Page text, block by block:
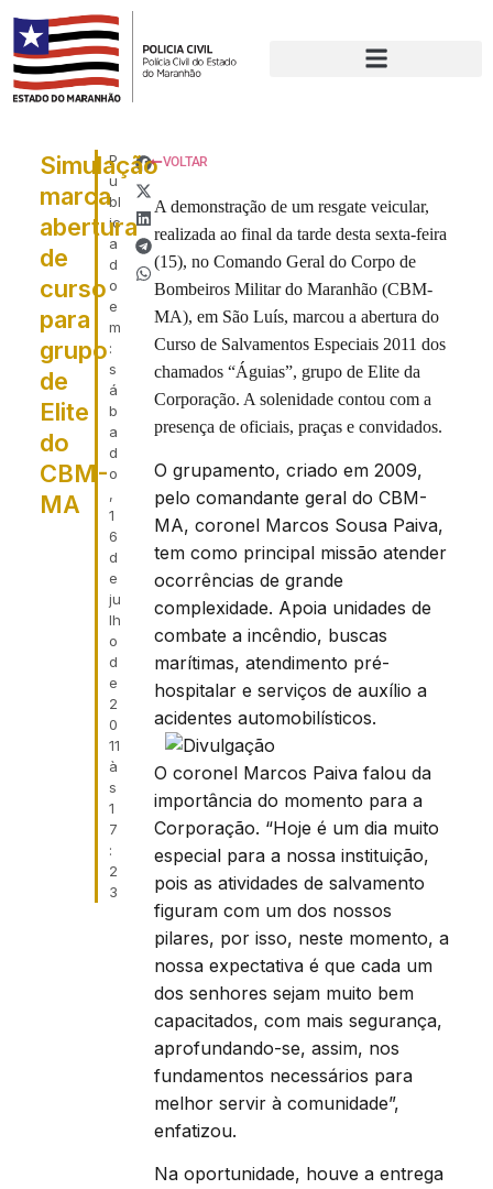
P
u
bl
ic
a
d
o
e
m
:
s
á
b
a
d
o
,
1
6
d
e
ju
lh
o
d
e
2
0
11
à
s
1
7
:
2
3
Simulação
marca
abertura
de
curso
para
grupo
de
Elite
do
CBM-
MA
VOLTAR
A demonstração de um resgate veicular,
realizada ao final da tarde desta sexta-feira
(15), no Comando Geral do Corpo de
Bombeiros Militar do Maranhão (CBM-
MA), em São Luís, marcou a abertura do
Curso de Salvamentos Especiais 2011 dos
chamados “Águias”, grupo de Elite da
Corporação. A solenidade contou com a
presença de oficiais, praças e convidados.
O grupamento, criado em 2009,
pelo comandante geral do CBM-
MA, coronel Marcos Sousa Paiva,
tem como principal missão atender
ocorrências de grande
complexidade. Apoia unidades de
combate a incêndio, buscas
marítimas, atendimento pré-
hospitalar e serviços de auxílio a
acidentes automobilísticos.
O coronel Marcos Paiva falou da
importância do momento para a
Corporação. “Hoje é um dia muito
especial para a nossa instituição,
pois as atividades de salvamento
figuram com um dos nossos
pilares, por isso, neste momento, a
nossa expectativa é que cada um
dos senhores sejam muito bem
capacitados, com mais segurança,
aprofundando-se, assim, nos
fundamentos necessários para
melhor servir à comunidade”,
enfatizou.
Na oportunidade, houve a entrega